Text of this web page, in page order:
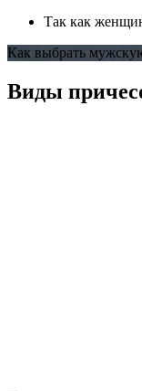
Так как
Как выбрать
Виды